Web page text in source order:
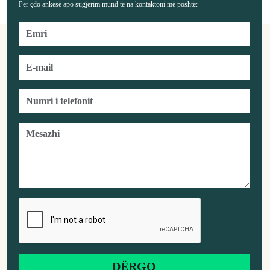
Për çdo ankesë apo sugjerim mund të na kontaktoni më poshtë: